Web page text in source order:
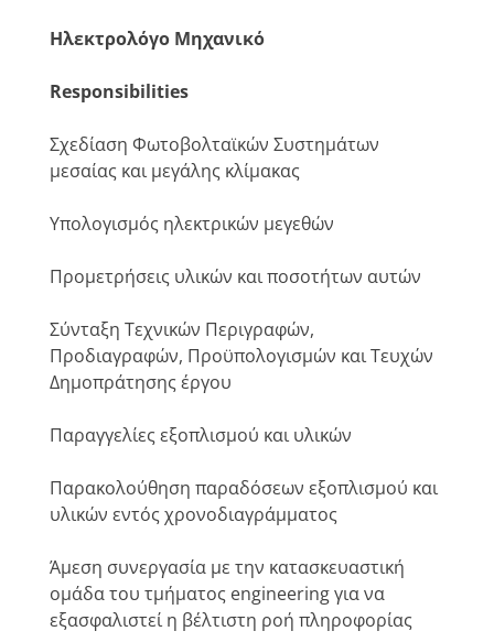
Ηλεκτρολόγο Μηχανικό
Responsibilities
Σχεδίαση Φωτοβολταϊκών Συστημάτων
μεσαίας και μεγάλης κλίμακας
Υπολογισμός ηλεκτρικών μεγεθών
Προμετρήσεις υλικών και ποσοτήτων αυτών
Σύνταξη Τεχνικών Περιγραφών,
Προδιαγραφών, Προϋπολογισμών και Τευχών
Δημοπράτησης έργου
Παραγγελίες εξοπλισμού και υλικών
Παρακολούθηση παραδόσεων εξοπλισμού και
υλικών εντός χρονοδιαγράμματος
Άμεση συνεργασία με την κατασκευαστική
ομάδα του τμήματος engineering για να
εξασφαλιστεί η βέλτιστη ροή πληροφορίας